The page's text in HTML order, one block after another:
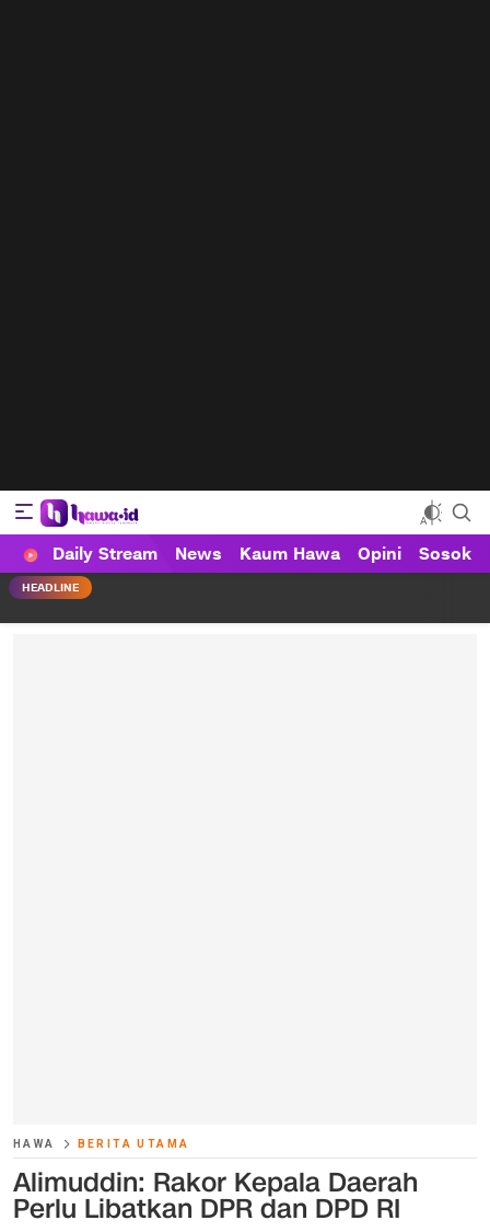
HAWA
Haluan Wanita Indonesia
Daily Stream News Kaum Hawa Opini Sosok
HEADLINE
HAWA BERITA UTAMA
Alimuddin: Rakor Kepala Daerah
Perlu Libatkan DPR dan DPD RI